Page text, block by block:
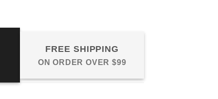
FREE SHIPPING
ON ORDER OVER $99